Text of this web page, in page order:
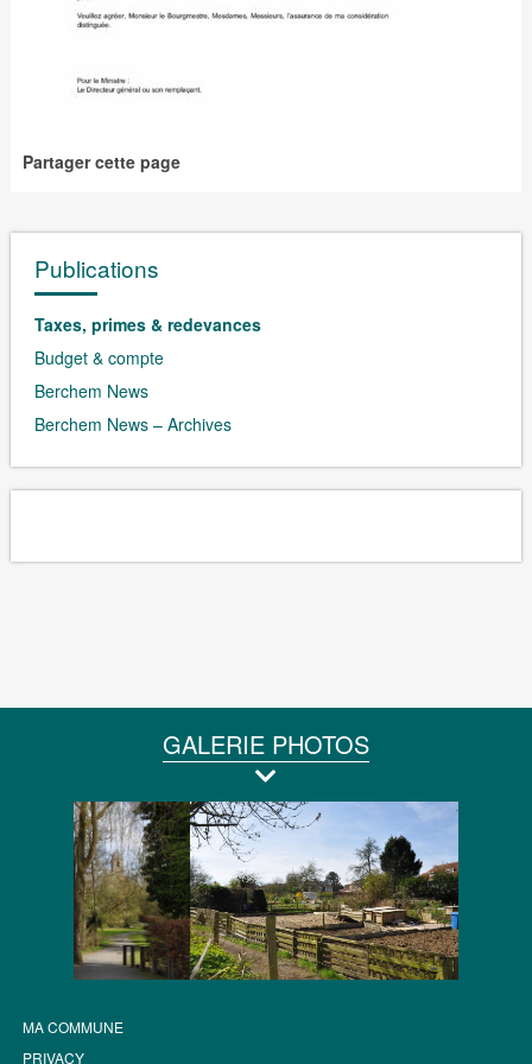
Partager cette page
Publications
Taxes, primes & redevances
Budget & compte
Berchem News
Berchem News – Archives
GALERIE PHOTOS
MA COMMUNE
PRIVACY